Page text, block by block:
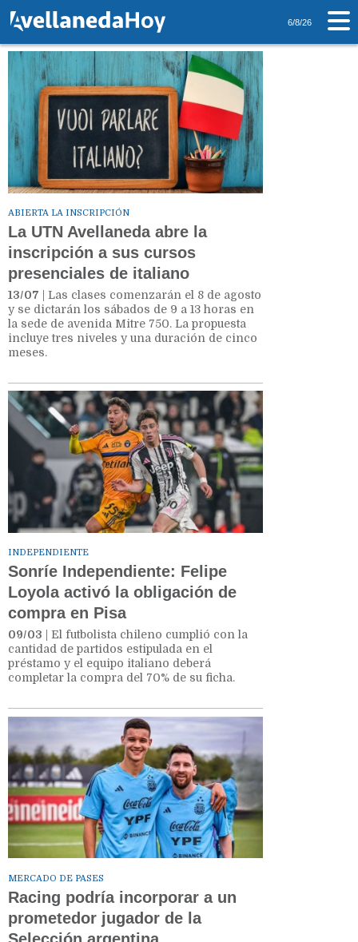
6/8/26
Tag: Italia
ABIERTA LA INSCRIPCIÓN
La UTN Avellaneda abre la
inscripción a sus cursos
presenciales de italiano
13/07 | Las clases comenzarán el 8 de agosto
y se dictarán los sábados de 9 a 13 horas en
la sede de avenida Mitre 750. La propuesta
incluye tres niveles y una duración de cinco
meses.
INDEPENDIENTE
Sonríe Independiente: Felipe
Loyola activó la obligación de
compra en Pisa
09/03 | El futbolista chileno cumplió con la
cantidad de partidos estipulada en el
préstamo y el equipo italiano deberá
completar la compra del 70% de su ficha.
MERCADO DE PASES
Racing podría incorporar a un
prometedor jugador de la
Selección argentina